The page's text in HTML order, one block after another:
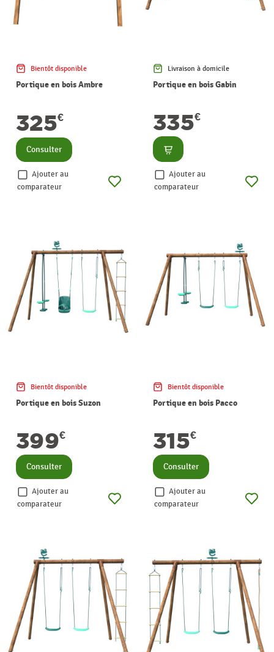
Bientôt disponible
Portique en bois Ambre
325€
Consulter
Ajouter au
comparateur
Livraison à domicile
Portique en bois Gabin
335€
Consulter
Ajouter au
comparateur
Bientôt disponible
Portique en bois Suzon
399€
Consulter
Ajouter au
comparateur
Bientôt disponible
Portique en bois Pacco
315€
Consulter
Ajouter au
comparateur